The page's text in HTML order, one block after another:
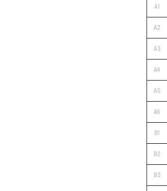
A1
A2
A3
A4
A5
A6
B1
B2
B3